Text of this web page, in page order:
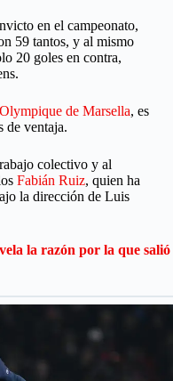
en el campeonato,
59 tantos, y al mismo
20 goles en contra,
Olympique de Marsella, es
de ventaja.
colectivo y al
Fabián Ruiz, quien ha
la dirección de Luis
la razón por la que salió